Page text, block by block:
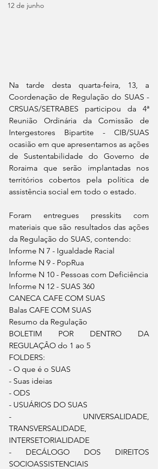
12 de junho
Na tarde desta quarta-feira, 13, a
Coordenação de Regulação do SUAS -
CRSUAS/SETRABES participou da 4ª
Reunião Ordinária da Comissão de
Intergestores Bipartite - CIB/SUAS
ocasião em que apresentamos as ações
de Sustentabilidade do Governo de
Roraima que serão implantadas nos
territórios cobertos pela política de
assistência social em todo o estado.
Foram entregues presskits com
materiais que são resultados das ações
da Regulação do SUAS, contendo:
Informe N 7 - Igualdade Racial
Informe N 9 - PopRua
Informe N 10 - Pessoas com Deficiência
Informe N 12 - SUAS 360
CANECA CAFE COM SUAS
Balas CAFE COM SUAS
Resumo da Regulação
BOLETIM POR DENTRO DA
REGULAÇÂO do 1 ao 5
FOLDERS:
- O que é o SUAS
- Suas ideias
- ODS
- USUÁRIOS DO SUAS
- UNIVERSALIDADE,
TRANSVERSALIDADE,
INTERSETORIALIDADE
- DECÁLOGO DOS DIREITOS
SOCIOASSISTENCIAIS